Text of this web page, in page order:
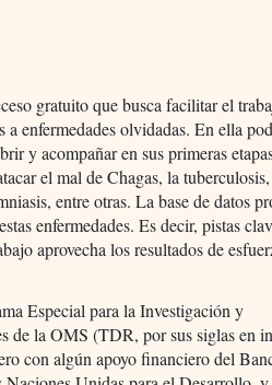
gratuito que busca facilitar el
enfermedades olvidadas. En ella
y acompañar en sus primeras
el mal de Chagas, la
entre otras. La base de datos
enfermedades. Es decir, pistas
aprovecha los resultados de
Especial para la Investigación y
de la OMS (TDR, por sus siglas en
con algún apoyo financiero del